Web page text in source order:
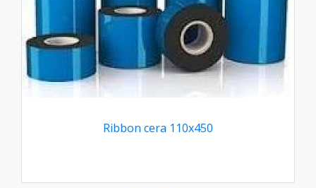
Ribbon cera 110x450